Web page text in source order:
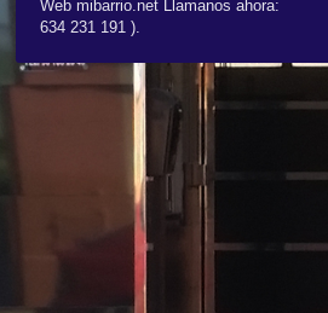
Web mibarrio.net Llamanos ahora:
634 231 191 ).